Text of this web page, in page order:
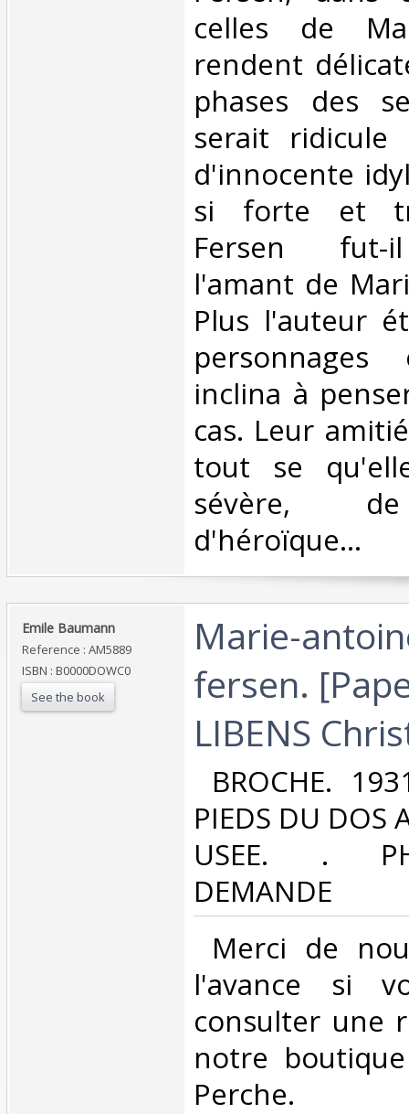
celles de
rendent
phases des
serait
d'innocente
si forte et
Fersen fut-
l'amant de
Plus l'auteur
inclina à
cas. Leur
tout se
sévère,
d'héroïque...‎
‎Emile Baumann ‎
Reference : AM5889
ISBN : B0000DOWC0
See the book
‎Marie-
fersen.
LIBENS
BROCHE.
PIEDS DU DOS
USEE. .
DEMANDE ‎
Merci de
l'avance si
consulter une
notre
Perche.‎